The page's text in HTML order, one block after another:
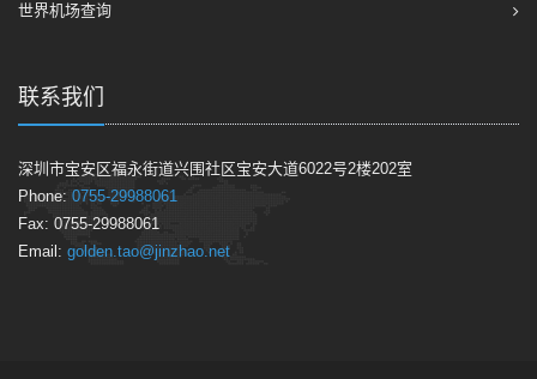
世界机场查询
联系我们
深圳市宝安区福永街道兴围社区宝安大道6022号2楼202室
Phone: 0755-29988061
Fax: 0755-29988061
Email: golden.tao@jinzhao.net